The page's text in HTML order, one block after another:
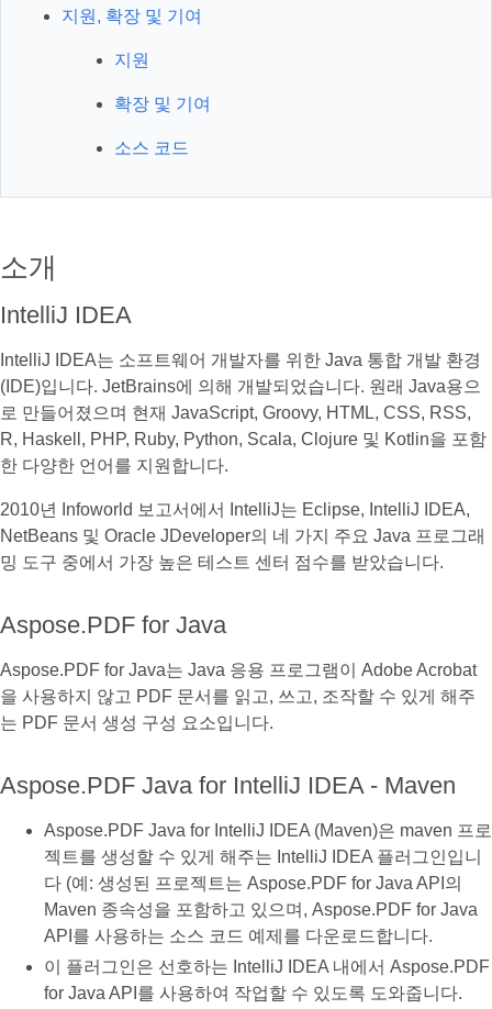
지원, 확장 및 기여
지원
확장 및 기여
소스 코드
소개
IntelliJ IDEA
IntelliJ IDEA는 소프트웨어 개발자를 위한 Java 통합 개발 환경
(IDE)입니다. JetBrains에 의해 개발되었습니다. 원래 Java용으
로 만들어졌으며 현재 JavaScript, Groovy, HTML, CSS, RSS,
R, Haskell, PHP, Ruby, Python, Scala, Clojure 및 Kotlin을 포함
한 다양한 언어를 지원합니다.
2010년 Infoworld 보고서에서 IntelliJ는 Eclipse, IntelliJ IDEA,
NetBeans 및 Oracle JDeveloper의 네 가지 주요 Java 프로그래
밍 도구 중에서 가장 높은 테스트 센터 점수를 받았습니다.
Aspose.PDF for Java
Aspose.PDF for Java는 Java 응용 프로그램이 Adobe Acrobat
을 사용하지 않고 PDF 문서를 읽고, 쓰고, 조작할 수 있게 해주
는 PDF 문서 생성 구성 요소입니다.
Aspose.PDF Java for IntelliJ IDEA - Maven
Aspose.PDF Java for IntelliJ IDEA (Maven)은 maven 프로
젝트를 생성할 수 있게 해주는 IntelliJ IDEA 플러그인입니
다 (예: 생성된 프로젝트는 Aspose.PDF for Java API의
Maven 종속성을 포함하고 있으며, Aspose.PDF for Java
API를 사용하는 소스 코드 예제를 다운로드합니다.
이 플러그인은 선호하는 IntelliJ IDEA 내에서 Aspose.PDF
for Java API를 사용하여 작업할 수 있도록 도와줍니다.